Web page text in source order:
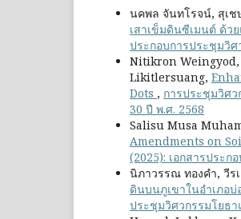
นคพล จันทโรจน์, สุเช
เสาเข็มดินซีเมนต์ ด้ว
ประกอบการประชุมวิศ
Nitikron
Likitlersuang,
Dots , การประชุมวิศ
30 ปี พ.ศ. 2568
Salisu Musa
Amendments on
(2025): เอกสารประก
นิภาวรรณ ทองคำ, วีร
ดินบนภูเขาในอำเภอบ่
ประชุมวิศวกรรมโยธ